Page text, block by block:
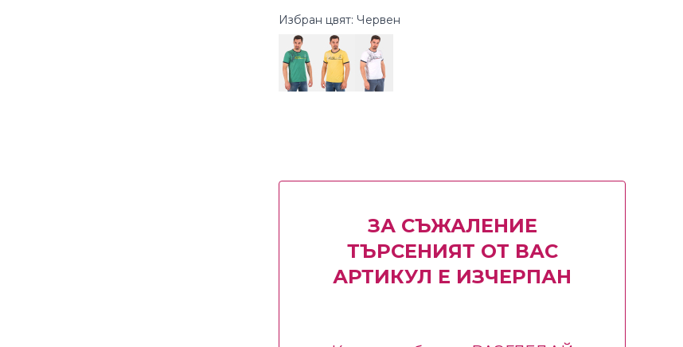
Избран цвят: Червен
ЗА СЪЖАЛЕНИЕ
ТЪРСЕНИЯТ ОТ ВАС
АРТИКУЛ Е ИЗЧЕРПАН